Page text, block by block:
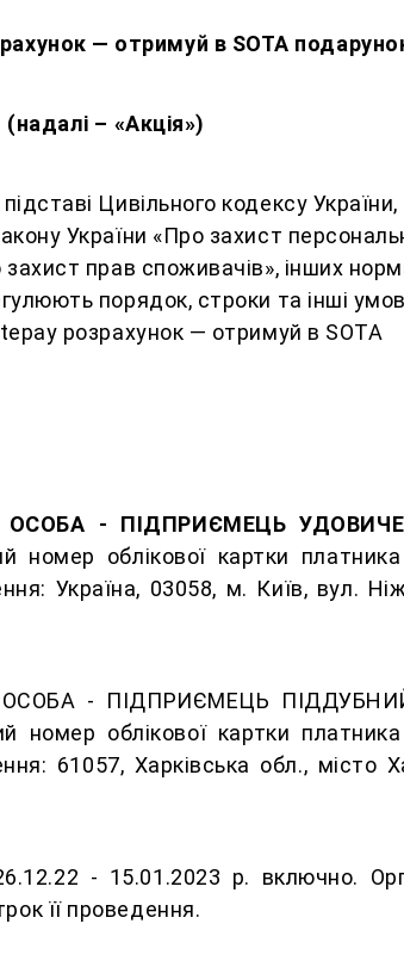
— отримуй в SOTA
(надалі – «Акція»)
Цивільного кодексу
України «Про захист
прав споживачів», інших
порядок, строки та інші
розрахунок — отримуй в SOTA
ОСОБА - ПІДПРИЄМЕЦЬ
номер облікової картки платника
Україна, 03058, м. Київ, вул.
ОСОБА - ПІДПРИЄМЕЦЬ
номер облікової картки платника
61057, Харківська обл., місто
- 15.01.2023 р. включно.
її проведення.